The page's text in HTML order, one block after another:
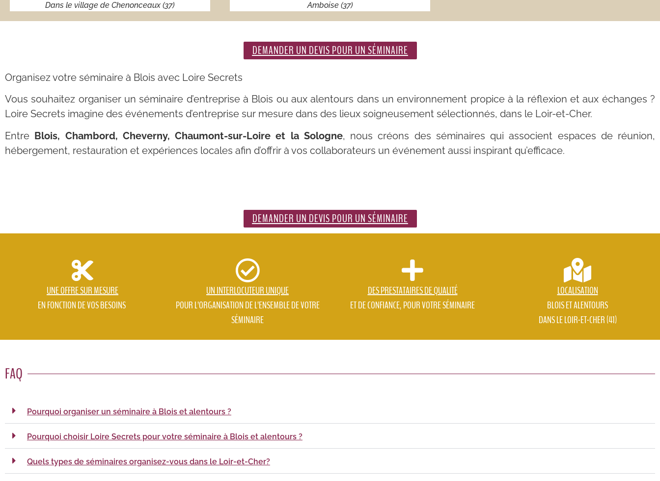
Dans le village de Chenonceaux (37)
Amboise (37)
DEMANDER UN DEVIS POUR UN SÉMINAIRE
Organisez votre séminaire à Blois avec Loire Secrets
Vous souhaitez organiser un séminaire d’entreprise à Blois ou aux alentours dans un environnement propice à la réflexion et aux échanges ?
Loire Secrets imagine des événements d’entreprise sur mesure dans des lieux soigneusement sélectionnés, dans le Loir-et-Cher.
Entre Blois, Chambord, Cheverny, Chaumont-sur-Loire et la Sologne, nous créons des séminaires qui associent espaces de réunion,
hébergement, restauration et expériences locales afin d’offrir à vos collaborateurs un événement aussi inspirant qu’efficace.
DEMANDER UN DEVIS POUR UN SÉMINAIRE
UNE OFFRE SUR MESURE
EN FONCTION DE VOS BESOINS
UN INTERLOCUTEUR UNIQUE
POUR L’ORGANISATION DE L’ENSEMBLE DE VOTRE
SÉMINAIRE
DES PRESTATAIRES DE QUALITÉ
ET DE CONFIANCE, POUR VOTRE SÉMINAIRE
LOCALISATION
BLOIS ET ALENTOURS
DANS LE LOIR-ET-CHER (41)
FAQ
Pourquoi organiser un séminaire à Blois et alentours ?
Pourquoi choisir Loire Secrets pour votre séminaire à Blois et alentours ?
Quels types de séminaires organisez-vous dans le Loir-et-Cher?